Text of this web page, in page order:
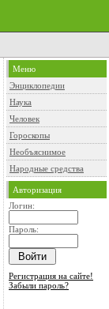
Меню
Энциклопедии
Наука
Человек
Гороскопы
Необъяснимое
Народные средства
Авторизация
Логин:
Пароль:
Регистрация на сайте!
Забыли пароль?